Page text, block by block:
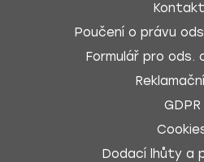
Poučení o právu
Formulář pro ods.
GDPR
Dodací lhůty a